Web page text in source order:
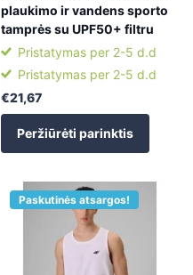
plaukimo ir vandens sporto
tamprės su UPF50+ filtru
Pristatymas per 2-5 d.d
Pristatymas per 2-5 d.d
€21,67
Peržiūrėti parinktis
Paskutinės atsargos!